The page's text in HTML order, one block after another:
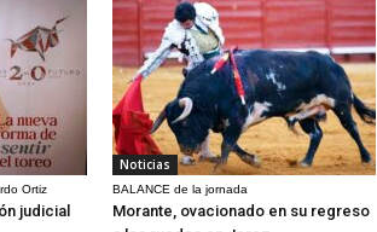
Ortiz
judicial
Noticias
BALANCE de la jornada
Morante, ovacionado en su regreso